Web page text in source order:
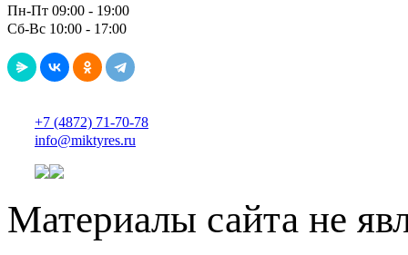
Пн-Пт 09:00 - 19:00
Сб-Вс 10:00 - 17:00
+7 (4872) 71-70-78
info@miktyres.ru
Материалы сайта не